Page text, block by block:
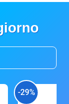
-29%